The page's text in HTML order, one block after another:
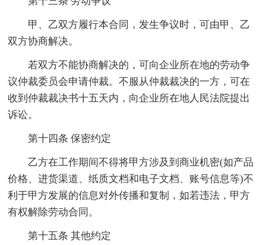
甲、乙双方履行本合同，发生争议时，可由甲、乙
双方协商解决。
若双方不能协商解决的，可向企业所在地的劳动争
议仲裁委员会申请仲裁。不服从仲裁裁决的一方，可在
收到仲裁裁决书十五天内，向企业所在地人民法院提出
诉讼。
第十四条 保密约定
乙方在工作期间不得将甲方涉及到商业机密(如产品
价格、进货渠道、纸质文档和电子文档、账号信息等)不
利于甲方发展的信息对外传播和复制，如若违法，甲方
有权解除劳动合同。
第十五条 其他约定